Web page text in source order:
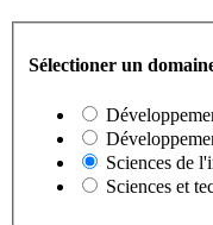
Sélectioner un
Sciences de
Sciences et